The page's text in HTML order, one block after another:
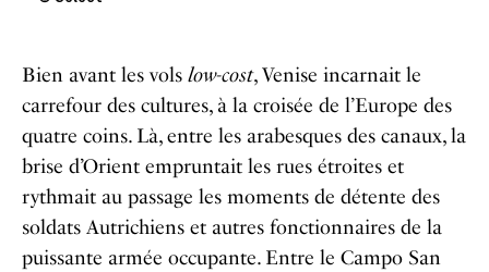
Bien avant les vols low-cost, Venise incarnait le
carrefour des cultures, à la croisée de l’Europe des
quatre coins. Là, entre les arabesques des canaux, la
brise d’Orient empruntait les rues étroites et
rythmait au passage les moments de détente des
soldats Autrichiens et autres fonctionnaires de la
puissante armée occupante. Entre le Campo San